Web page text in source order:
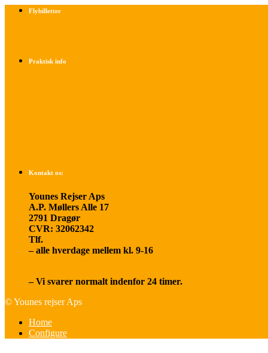
Flybilletter
Praktisk info
Kontakt os:
Younes Rejser Aps
A.P. Møllers Alle 17
2791 Dragør
CVR: 32062342
Tlf.
– alle hverdage mellem kl. 9-16
– Vi svarer normalt indenfor 24 timer.
© Younes rejser Aps
Home
Configure